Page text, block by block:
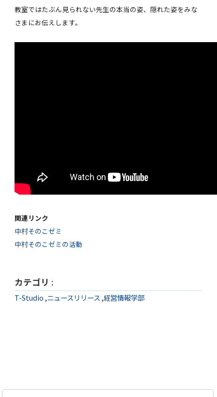
教室ではたぶん見られない先生の本当の姿、隠れた姿をみな
さまにお伝えします。
関連リンク
中村そのこゼミ
中村そのこゼミの活動
カテゴリ :
T-Studio ,ニュースリリース ,経営情報学部